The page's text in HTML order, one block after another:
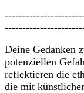
Deine Gedanken
potenziellen
reflektieren die
die mit